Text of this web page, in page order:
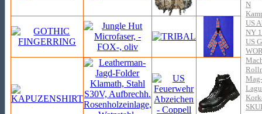
N
US
NY
US